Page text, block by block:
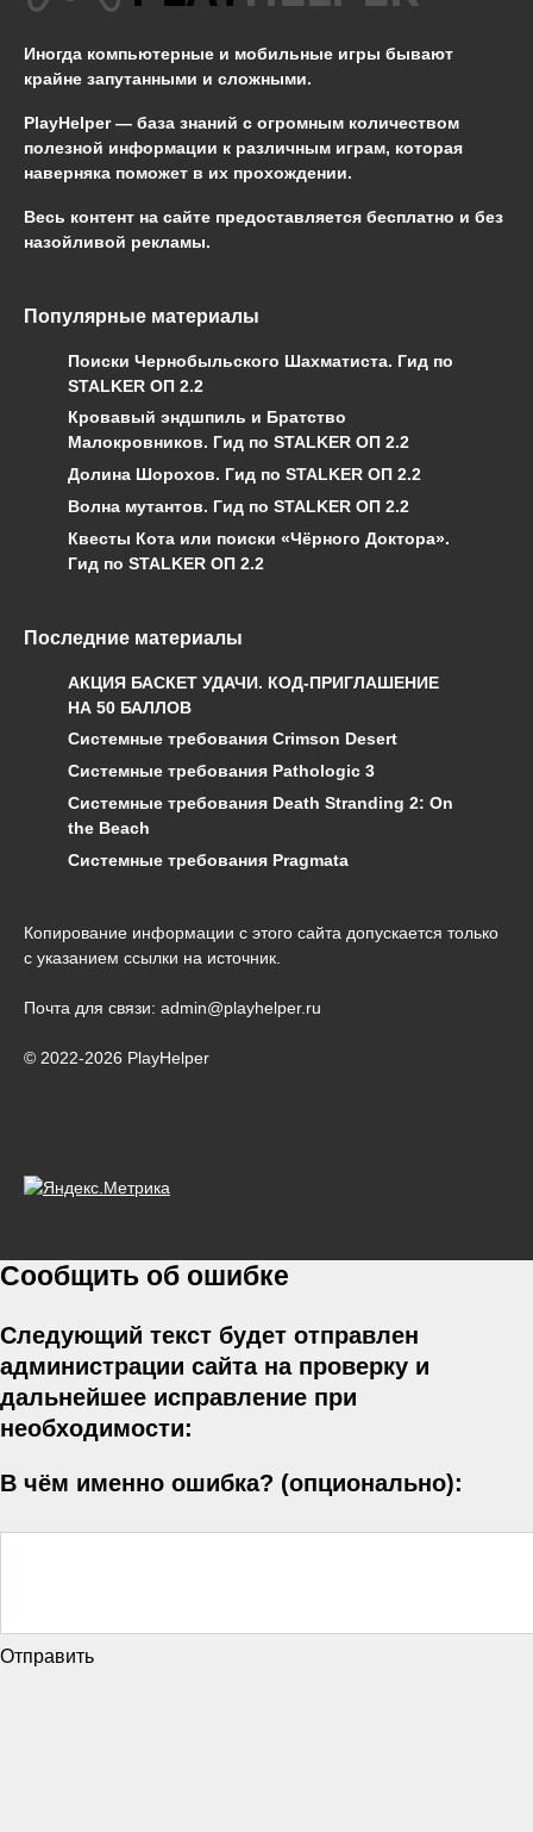
Иногда компьютерные и мобильные игры бывают
крайне запутанными и сложными.
PlayHelper — база знаний с огромным количеством
полезной информации к различным играм, которая
наверняка поможет в их прохождении.
Весь контент на сайте предоставляется бесплатно и без
назойливой рекламы.
Популярные материалы
Поиски Чернобыльского Шахматиста. Гид по
STALKER ОП 2.2
Кровавый эндшпиль и Братство
Малокровников. Гид по STALKER ОП 2.2
Долина Шорохов. Гид по STALKER ОП 2.2
Волна мутантов. Гид по STALKER ОП 2.2
Квесты Кота или поиски «Чёрного Доктора».
Гид по STALKER ОП 2.2
Последние материалы
АКЦИЯ БАСКЕТ УДАЧИ. КОД-ПРИГЛАШЕНИЕ
НА 50 БАЛЛОВ
Системные требования Crimson Desert
Системные требования Pathologic 3
Системные требования Death Stranding 2: On
the Beach
Системные требования Pragmata
Копирование информации с этого сайта допускается только
с указанием ссылки на источник.
Почта для связи: admin@playhelper.ru
© 2022-2026 PlayHelper
Сообщить об ошибке
Следующий текст будет отправлен
администрации сайта на проверку и
дальнейшее исправление при
необходимости:
В чём именно ошибка? (опционально):
Отправить